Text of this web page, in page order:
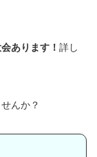
あります！ 詳し
んか？